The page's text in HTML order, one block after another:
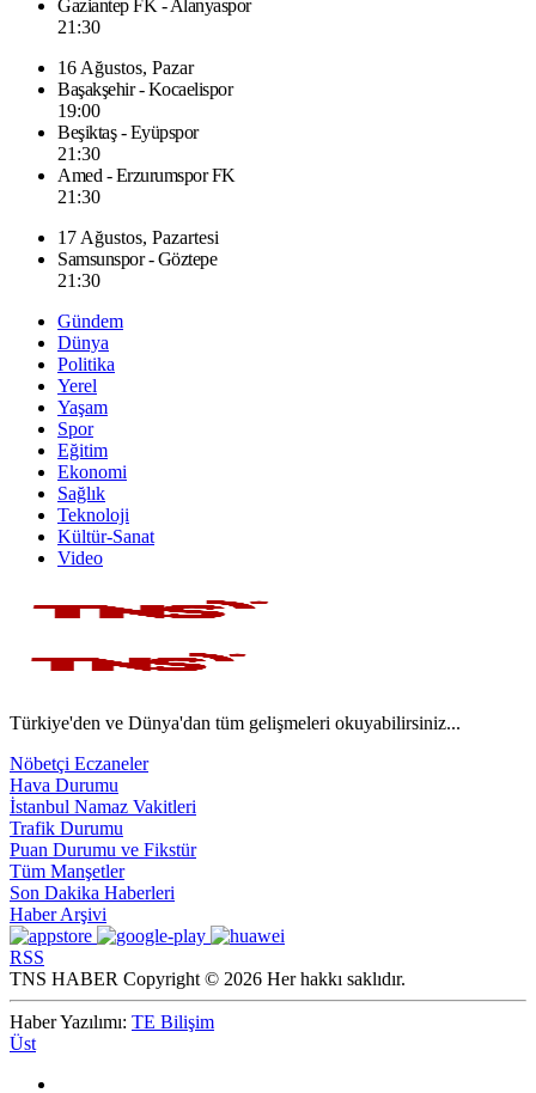
Gaziantep FK - Alanyaspor
21:30
16 Ağustos, Pazar
Başakşehir - Kocaelispor
19:00
Beşiktaş - Eyüpspor
21:30
Amed - Erzurumspor FK
21:30
17 Ağustos, Pazartesi
Samsunspor - Göztepe
21:30
Gündem
Dünya
Politika
Yerel
Yaşam
Spor
Eğitim
Ekonomi
Sağlık
Teknoloji
Kültür-Sanat
Video
Türkiye'den ve Dünya'dan tüm gelişmeleri okuyabilirsiniz...
Nöbetçi Eczaneler
Hava Durumu
İstanbul Namaz Vakitleri
Trafik Durumu
Puan Durumu ve Fikstür
Tüm Manşetler
Son Dakika Haberleri
Haber Arşivi
RSS
TNS HABER Copyright © 2026 Her hakkı saklıdır.
Haber Yazılımı: TE Bilişim
Üst